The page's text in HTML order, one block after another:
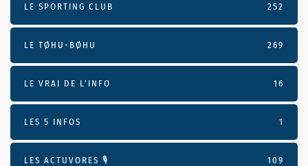
LE SPORTING CLUB 252
LE TØHU-BØHU 269
LE VRAI DE L’INFO 16
LES 5 INFOS 1
LES ACTUVORES 🎙 109